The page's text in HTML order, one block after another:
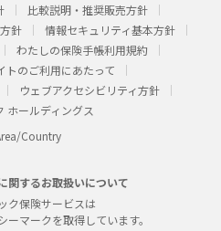
比較説明・推奨販売方針
針
情報セキュリティ基本方針
わたしの保険手帳利用規約
トのご利用にあたって
ウェブアクセシビリティ方針
ホールディングス
Country
関するお取扱いについて
ク保険サービスは
ーマークを取得しています。